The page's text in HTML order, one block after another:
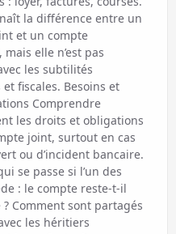
la différence entre un
et un compte
elle n’est pas
les subtilités
fiscales. Besoins et
Comprendre
les droits et obligations
joint, surtout en cas
ou d’incident bancaire.
se passe si l’un des
: le compte reste-t-il
? Comment sont partagés
les héritiers